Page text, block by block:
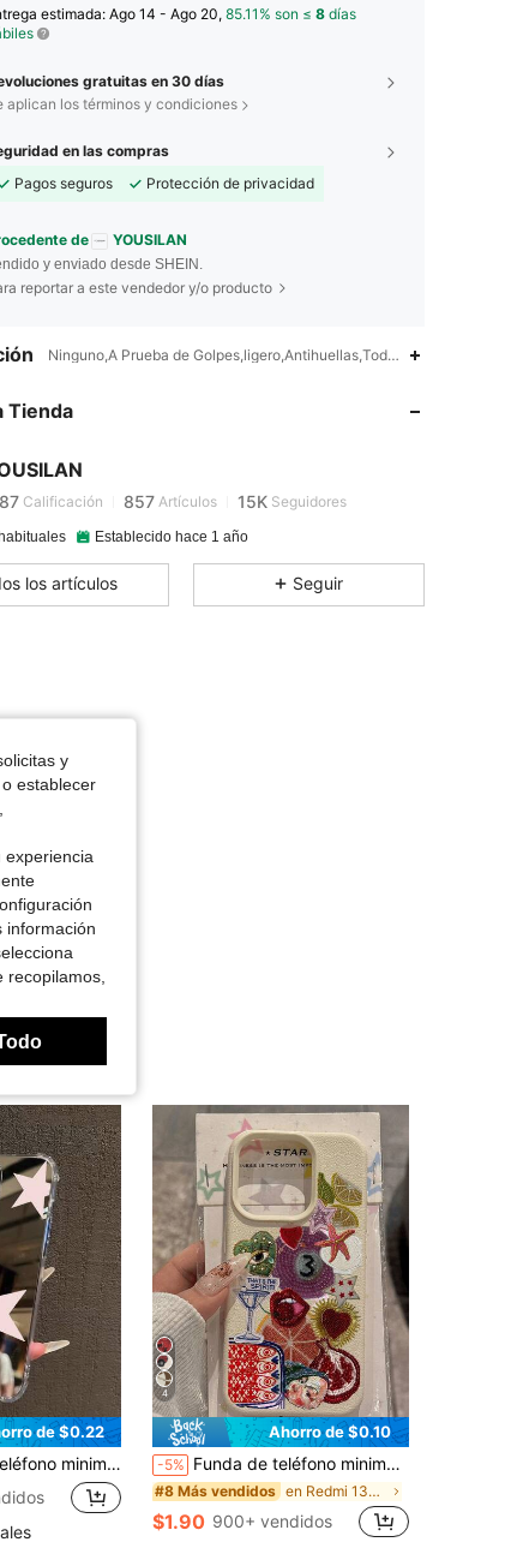
estimada:Ago 14 - Ago 20, 85.11% son ≤ 8 días
gratuitas en 30 días
aplican los términos y condiciones
en las compras
Pagos seguros
Protección de privacidad
de YOUSILAN
y enviado desde SHEIN.
reportar a este vendedor y/o producto
Ninguno,A Prueba de Golpes,ligero,Antihuellas,Todo
Tienda
857 15K
Calificación 857 Artículos 15K Seguidores
857
Establecido hace 1 año
los artículos Seguir
de $0.22
Pro Max/15/15 Pro/15 Pro Max/14/Pro/Pro Max/13/Pro/Pro Max/12/11/SE2 & S25/S24/S24 Ultra/S23/A54/A15/A14, estética Y2K
4
Ahorro de $0.10
-5% Funda de teléfono minimalista de TPU con estilo de collage, estética callejera de moda, a prueba de golpes con patrón de labios, 1 pieza, compatible con iPhone 17/17Promax/Air/17Pro/16e/16Promax/16/15/12Promax/13/13Promax/14/15/17/16Pro/11Promax/12, diseño personalizado, funda protectora suave y de moda, funda protectora unisex compatible con Samsung S24/A54/S23, regalo de cumpleaños de primavera, material de la funda, versión internacional, no la versión nacional, regalo de celebración de aniversario
#8 Más vendidos en Redmi 13C Fundas para teléfonos
$1.90 900+ vendidos
y
establecer
información